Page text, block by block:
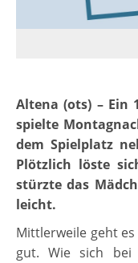
Altena (ots) – Ein
spielte
dem Spielplatz
Plötzlich löste
stürzte das
leicht.
Mittlerweile geht
gut. Wie sich bei